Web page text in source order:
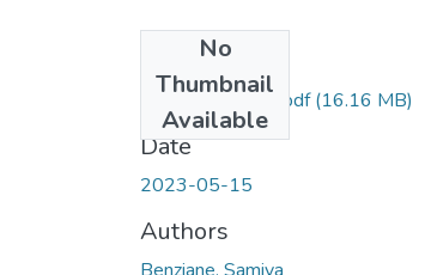
No
Thumbnail
Available
samiya-benziane.pdf(16.16 MB)
Date
2023-05-15
Authors